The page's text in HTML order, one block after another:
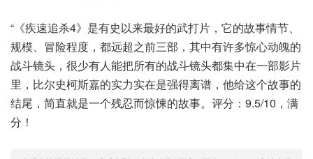
“《疾速追杀4》是有史以来最好的武打片，它的故事情节、
规模、冒险程度，都远超之前三部，其中有许多惊心动魄的
战斗镜头，很少有人能把所有的战斗镜头都集中在一部影片
里，比尔史柯斯嘉的实力实在是强得离谱，他给这个故事的
结尾，简直就是一个残忍而惊悚的故事。评分：9.5/10，满
分！